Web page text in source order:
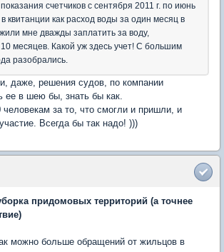
счетчиков с сентября 2011 г. по июнь
квитанции как расход воды за один месяц в
мне дважды заплатить за воду,
месяцев. Какой уж здесь учет! С большим
разобрались.
даже, решения судов, по компании
ее в шею бы, знать бы как.
за то, что смогли и пришли, и
Всегда бы так надо! )))
придомовых территорий (а точнее
можно больше обращений от жильцов в